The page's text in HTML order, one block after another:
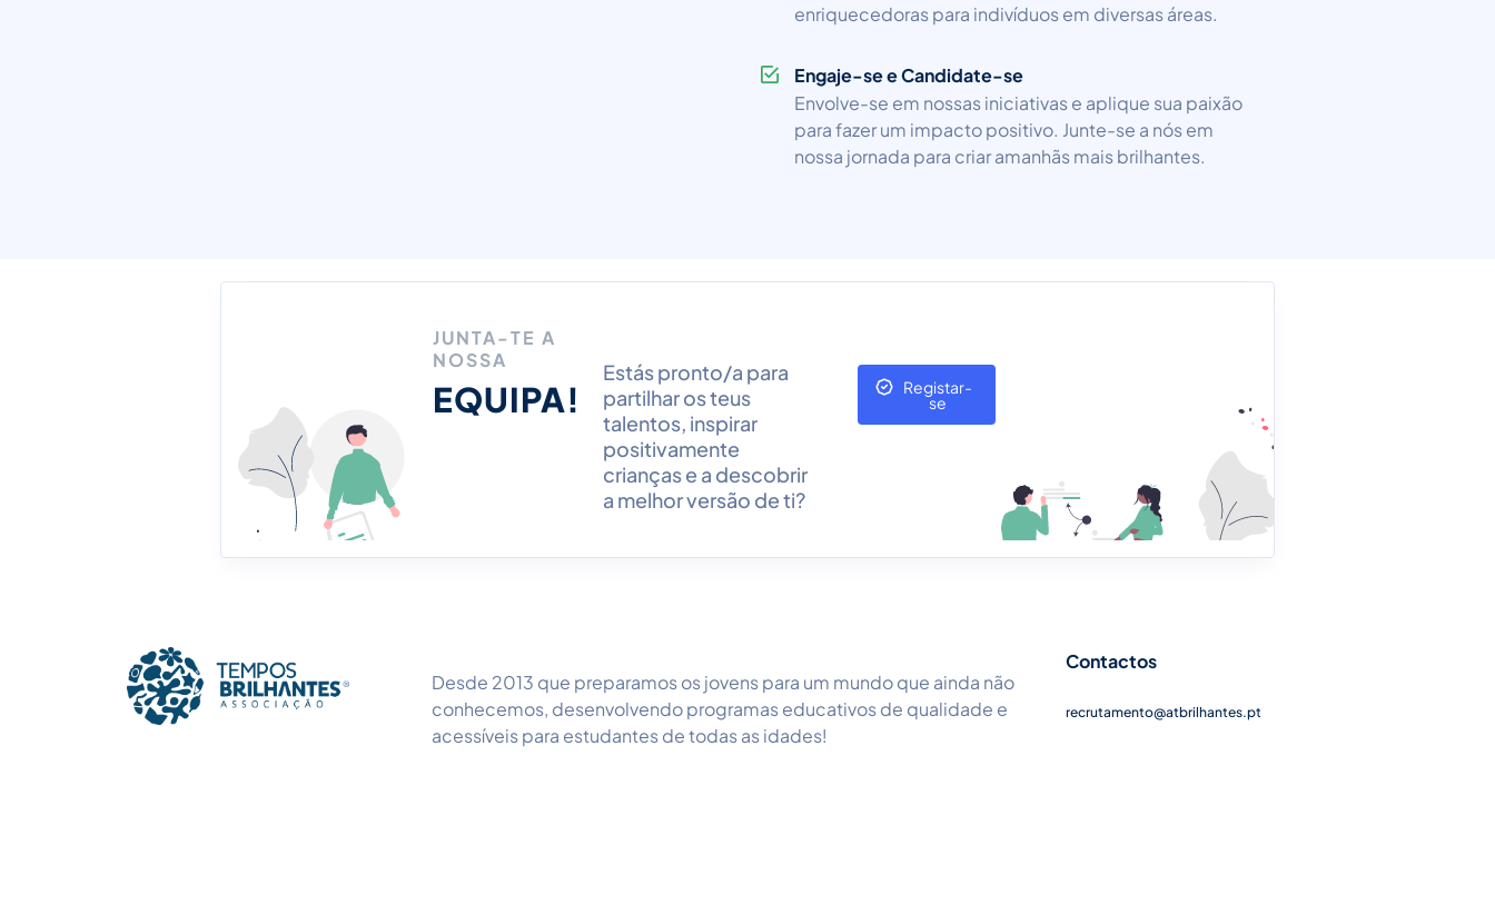
enriquecedoras para indivíduos em diversas áreas.
Engaje-se e Candidate-se
Envolve-se em nossas iniciativas e aplique sua paixão
para fazer um impacto positivo. Junte-se a nós em
nossa jornada para criar amanhãs mais brilhantes.
JUNTA-TE A
NOSSA
EQUIPA!
Estás pronto/a para
partilhar os teus
talentos, inspirar
positivamente
crianças e a descobrir
a melhor versão de ti?
Registar-
se
Desde 2013 que preparamos os jovens para um mundo que ainda não
conhecemos, desenvolvendo programas educativos de qualidade e
acessíveis para estudantes de todas as idades!
Contactos
recrutamento@atbrilhantes.pt